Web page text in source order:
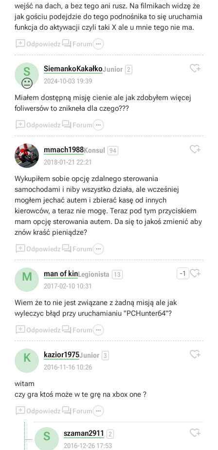
wejść na dach, a bez tego ani rusz. Na filmikach widzę że
jak gościu podejdzie do tego podnośnika to się uruchamia
funkcja do aktywacji czyli taki X ale u mnie tego nie ma.
Odpowiedz  Forum 
S
😐
SiemankoKakałkoJunior 2
2024-10-03 19:39

Miałem dostępną misję cienie ale jak zdobyłem więcej
foliwersów to znikneła dla czego???
Odpowiedz  Forum 
mmach1988Konsul 94
2018-01-21 22:21

Wykupiłem sobie opcję zdalnego sterowania
samochodami i niby wszystko działa, ale wcześniej
mogłem jechać autem i zbierać kasę od innych
kierowców, a teraz nie mogę. Teraz pod tym przyciskiem
mam opcję sterowania autem. Da się to jakoś zmienić aby
znów kraść pieniądze?
Odpowiedz  Forum 
M man of kinLegionista 13
2017-02-10 10:31
-1 
Wiem że to nie jest związane z żadną misją ale jak
wyleczyc błąd przy uruchamianiu "PCHunter64"?
Odpowiedz  Forum 
K kazior1975Junior 3
2016-11-16 10:26

witam
czy gra ktoś może w te grę na xbox one ?
Odpowiedz  Forum 
S szaman2911 2
2016-12-26 17:53
